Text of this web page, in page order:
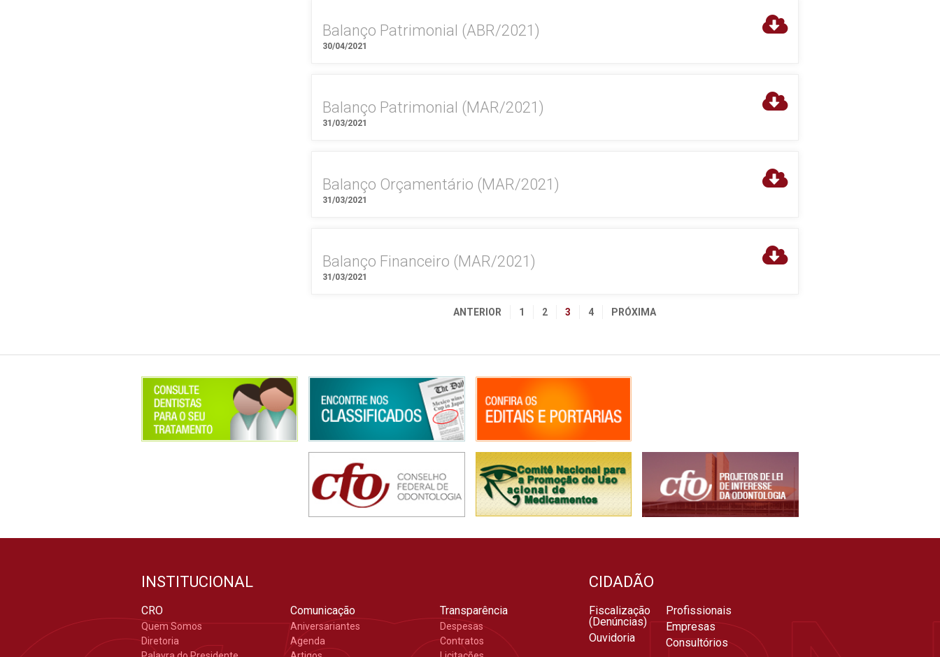
Balanço Patrimonial (ABR/2021)
30/04/2021
Balanço Patrimonial (MAR/2021)
31/03/2021
Balanço Orçamentário (MAR/2021)
31/03/2021
Balanço Financeiro (MAR/2021)
31/03/2021
ANTERIOR 1 2 3 4 PRÓXIMA
INSTITUCIONAL
CRO
Quem Somos
Diretoria
Comunicação
Aniversariantes
Agenda
Transparência
Despesas
Contratos
CIDADÃO
Fiscalização
(Denúncias)
Ouvidoria
Profissionais
Empresas
Consultórios